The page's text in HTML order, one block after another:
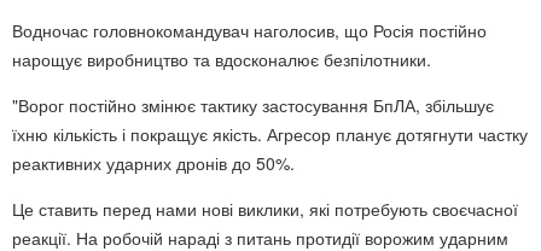
Водночас головнокомандувач наголосив, що Росія постійно
нарощує виробництво та вдосконалює безпілотники.
"Ворог постійно змінює тактику застосування БпЛА, збільшує
їхню кількість і покращує якість. Агресор планує дотягнути частку
реактивних ударних дронів до 50%.
Це ставить перед нами нові виклики, які потребують своєчасної
реакції. На робочій нараді з питань протидії ворожим ударним